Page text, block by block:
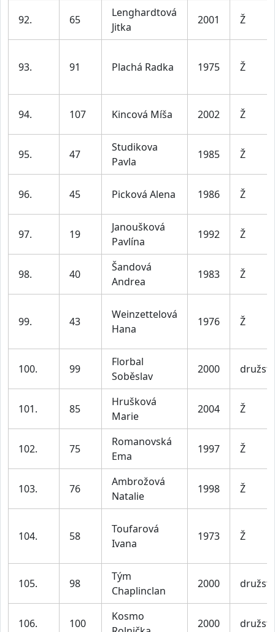
92. 65
Lenghardtová
Jitka
2001 Ž
93. 91 Plachá Radka 1975 Ž
94. 107 Kincová Míša 2002 Ž
95. 47
Studikova
Pavla
1985 Ž
96. 45 Picková Alena 1986 Ž
97. 19
Janoušková
Pavlína
1992 Ž
98. 40
Šandová
Andrea
1983 Ž
99. 43
Weinzettelová
Hana
1976 Ž
100. 99
Florbal
Soběslav
2000
101. 85
Hrušková
Marie
2004 Ž
102. 75
Romanovská
Ema
1997 Ž
103. 76
Ambrožová
Natalie
1998 Ž
104. 58
Toufarová
Ivana
1973 Ž
105. 98
Tým
Chaplinclan
2000
106. 100
Kosmo
2000